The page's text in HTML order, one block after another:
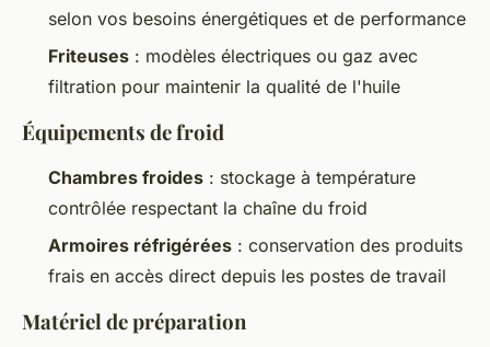
selon vos besoins énergétiques et de performance
Friteuses : modèles électriques ou gaz avec
filtration pour maintenir la qualité de l'huile
Équipements de froid
Chambres froides : stockage à température
contrôlée respectant la chaîne du froid
Armoires réfrigérées : conservation des produits
frais en accès direct depuis les postes de travail
Matériel de préparation